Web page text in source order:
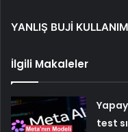
YANLIŞ BUJİ
İlgili Makaleler
test